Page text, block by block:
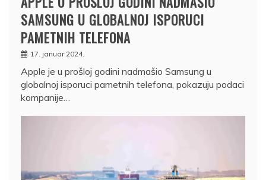
SAMSUNG U GLOBALNOJ ISPORUCI
PAMETNIH TELEFONA
17. januar 2024.
Apple je u prošloj godini nadmašio Samsung u
globalnoj isporuci pametnih telefona, pokazuju podaci
kompanije…